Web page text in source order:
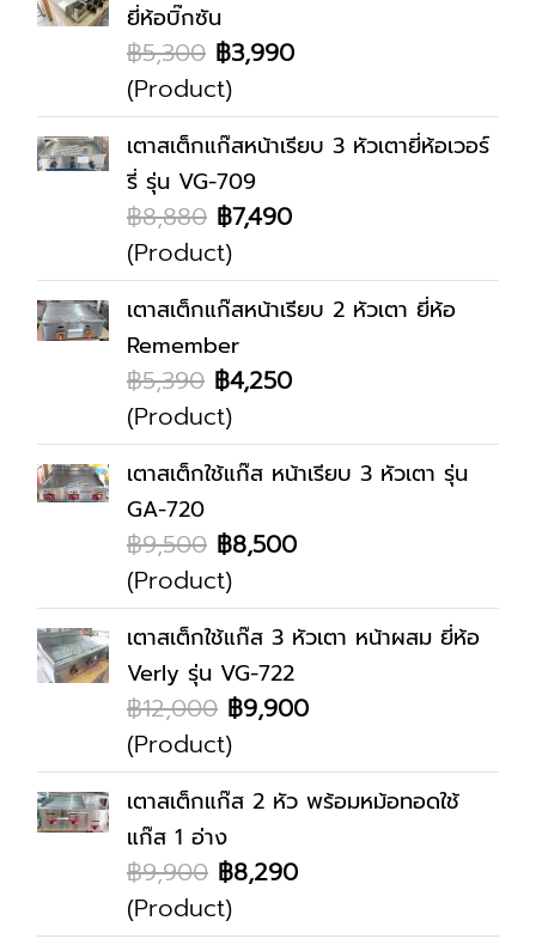
ยี่ห้อบิ๊กซัน
฿5,300 ฿3,990
(Product)
เตาสเต็กแก๊สหน้าเรียบ 3 หัวเตายี่ห้อเวอร์
รี่ รุ่น VG-709
฿8,880 ฿7,490
(Product)
เตาสเต็กแก๊สหน้าเรียบ 2 หัวเตา ยี่ห้อ
Remember
฿5,390 ฿4,250
(Product)
เตาสเต็กใช้แก๊ส หน้าเรียบ 3 หัวเตา รุ่น
GA-720
฿9,500 ฿8,500
(Product)
เตาสเต็กใช้แก๊ส 3 หัวเตา หน้าผสม ยี่ห้อ
Verly รุ่น VG-722
฿12,000 ฿9,900
(Product)
เตาสเต็กแก๊ส 2 หัว พร้อมหม้อทอดใช้
แก๊ส 1 อ่าง
฿9,900 ฿8,290
(Product)